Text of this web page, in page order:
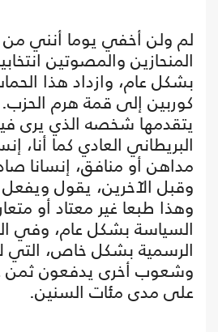
لم ولن أخفي يوما أنني من
المنحازين والمصوتين
بشكل عام، وازداد هذا
كوربين إلى قمة هرم
يتقدمها شخصه الذي يرى
البريطاني العادي كما أنا،
مداهن أو منافق، إنسانا
وقبل الآخرين، يقول
وهذا طبعا غير معتاد أو
السياسة بشكل عام، وفي
الرسمية بشكل خاص، التي
وشعوب أخرى يدفعون ثمن
على مدى مئات السنين.